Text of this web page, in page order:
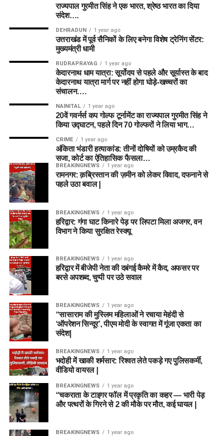
राज्यपाल गुरमीत सिंह ने एक भारत, श्रेष्ठ भारत का दिया
संदेश….
DEHRADUN 1 year ago
उत्तराखंड में पूर्व सैनिकों के लिए बनेगा विशेष ट्रेनिंग सेंटर:
मुख्यमंत्री धामी
RUDRAPRAYAG 1 year ago
केदारनाथ धाम यात्रा: सूर्योदय से पहले और सूर्यास्त के बाद
केदारनाथ यात्रा मार्ग पर नहीं होगा घोड़े-खच्चरों का
संचालन….
NAINITAL 1 year ago
20वें गवर्नर्स कप गोल्फ टूर्नामेंट का राज्यपाल गुरमीत सिंह ने
किया उद्घाटन, पहले दिन 70 गोल्फरों ने लिया भाग…
CRIME 1 year ago
अंकिता भंडारी हत्याकांड: तीनों दोषियों को उम्रकैद की
सजा, कोर्ट का ऐतिहासिक फैसला…
BREAKINGNEWS 1 year ago
रामनगर: क़ब्रिस्तान की ज़मीन को लेकर विवाद, दफनाने से
पहले उठा बवाल |
BREAKINGNEWS 1 year ago
हरिद्वार: गंगा घाट किनारे पेड़ पर लिपटा मिला अजगर, वन
विभाग ने किया सुरक्षित रेस्क्यू
BREAKINGNEWS 1 year ago
हरिद्वार में बीजेपी नेता की दबंगई कैमरे में कैद, अफसर पर
बरसे अपशब्द, चुप्पी पर उठे सवाल
BREAKINGNEWS 1 year ago
“सासाराम की मुस्लिम महिलाओं ने रचाया मेहंदी से
‘ऑपरेशन सिन्दूर’, पीएम मोदी के स्वागत में गूंजा एकता का
संदेश|
BREAKINGNEWS 1 year ago
भदोही में खाकी शर्मसार: रिश्वत लेते पकड़े गए पुलिसकर्मी,
वीडियो वायरल |
BREAKINGNEWS 1 year ago
“चकराता के टाइगर फॉल में प्रकृति का कहर — भारी पेड़
और पत्थरों के गिरने से 2 की मौके पर मौत, कई घायल |
BREAKINGNEWS 1 year ago